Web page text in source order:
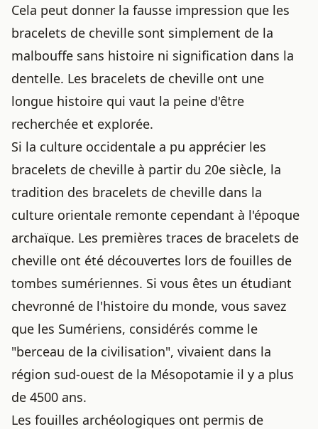
Cela peut donner la fausse impression que les
bracelets de cheville sont simplement de la
malbouffe sans histoire ni signification dans la
dentelle. Les bracelets de cheville ont une
longue histoire qui vaut la peine d'être
recherchée et explorée.
Si la culture occidentale a pu apprécier les
bracelets de cheville à partir du 20e siècle, la
tradition des bracelets de cheville dans la
culture orientale remonte cependant à l'époque
archaïque. Les premières traces de bracelets de
cheville ont été découvertes lors de fouilles de
tombes sumériennes. Si vous êtes un étudiant
chevronné de l'histoire du monde, vous savez
que les Sumériens, considérés comme le
"berceau de la civilisation", vivaient dans la
région sud-ouest de la Mésopotamie il y a plus
de 4500 ans.
Les fouilles archéologiques ont permis de